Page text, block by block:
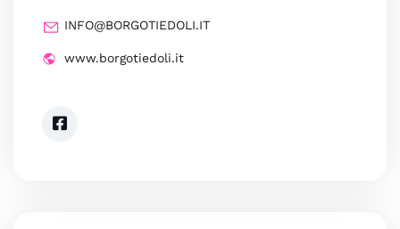
INFO@BORGOTIEDOLI.IT
www.borgotiedoli.it